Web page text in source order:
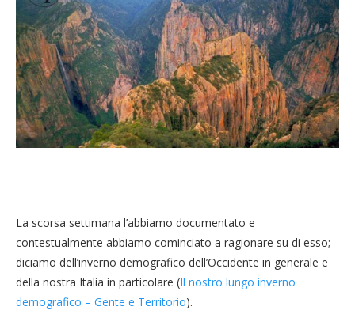
La scorsa settimana l’abbiamo documentato e
contestualmente abbiamo cominciato a ragionare su di esso;
diciamo dell’inverno demografico dell’Occidente in generale e
della nostra Italia in particolare (Il nostro lungo inverno
demografico – Gente e Territorio).